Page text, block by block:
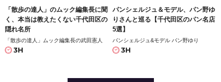
「散歩の達人」のムック編集長に聞
く、本当は教えたくない千代田区の
隠れ名所
「散歩の達人」ムック編集長の武田憲人
3H
パンシェルジュ＆モデル、パン野ゆ
りさんと巡る【千代田区のパン名店
5選】
パンシェルジュ&モデル パン野ゆり
3H